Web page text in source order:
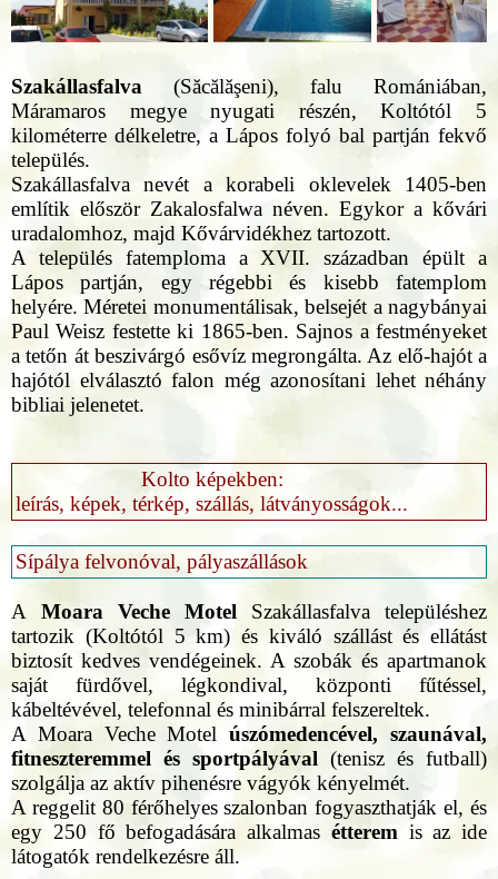
Szakállasfalva (Săcălăşeni), falu Romániában,
Máramaros megye nyugati részén, Koltótól 5
kilométerre délkeletre, a Lápos folyó bal partján fekvő
település.
Szakállasfalva nevét a korabeli oklevelek 1405-ben
említik először Zakalosfalwa néven. Egykor a kővári
uradalomhoz, majd Kővárvidékhez tartozott.
A település fatemploma a XVII. században épült a
Lápos partján, egy régebbi és kisebb fatemplom
helyére. Méretei monumentálisak, belsejét a nagybányai
Paul Weisz festette ki 1865-ben. Sajnos a festményeket
a tetőn át beszivárgó esővíz megrongálta. Az elő-hajót a
hajótól elválasztó falon még azonosítani lehet néhány
bibliai jelenetet.
Kolto képekben:
leírás, képek, térkép, szállás, látványosságok...
Sípálya felvonóval, pályaszállások
A Moara Veche Motel Szakállasfalva településhez
tartozik (Koltótól 5 km) és kiváló szállást és ellátást
biztosít kedves vendégeinek. A szobák és apartmanok
saját fürdővel, légkondival, központi fűtéssel,
kábeltévével, telefonnal és minibárral felszereltek.
A Moara Veche Motelúszómedencével, szaunával,
fitneszteremmel és sportpályával (tenisz és futball)
szolgálja az aktív pihenésre vágyók kényelmét.
A reggelit 80 férőhelyes szalonban fogyaszthatják el, és
egy 250 fő befogadására alkalmas étterem is az ide
látogatók rendelkezésre áll.